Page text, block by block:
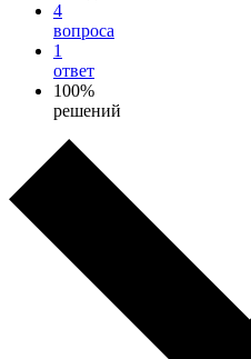
4
вопроса
1
ответ
100%
решений